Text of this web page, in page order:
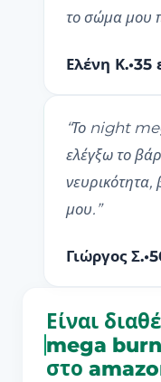
το σώμα μου
Ελένη Κ.•35
“Το night
ελέγξω το
νευρικότητα,
μου. ”
Γιώργος Σ.•
Είναι
mega
στο